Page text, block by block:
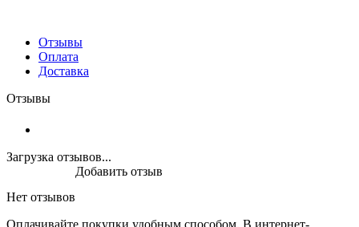
Отзывы
Оплата
Доставка
Отзывы
Загрузка отзывов...
Нет отзывов
Добавить отзыв
Оплачивайте покупки удобным способом. В интернет-